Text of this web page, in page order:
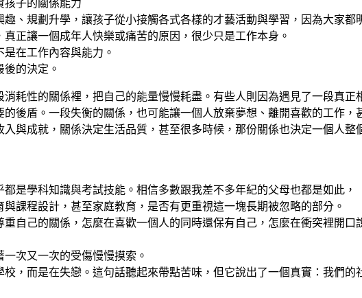
孩子的關係能力
、規劃升學，讓孩子從小接觸各式各樣的才藝活動與學習，因為大家都
正讓一個成年人快樂或痛苦的原因，很少只是工作本身。
在工作內容與能力。
的決定。
耗性的關係裡，把自己的能量慢慢耗盡。有些人則因為遇見了一段真
後盾。一段失衡的關係，也可能讓一個人放棄夢想、離開喜歡的工作，
與成就，關係決定生活品質，甚至很多時候，那份關係也決定一個人整
是學科知識與考試技能。相信多數跟我差不多年紀的父母也都是如此，
課程設計，甚至家庭教育，是否有更重視這一塊長期被忽略的部分。
自己的關係，怎麼在喜歡一個人的同時還保有自己，怎麼在衝突裡開
次又一次的受傷慢慢摸索。
，而是在失戀。這句話聽起來帶點苦味，但它說出了一個真實：我們